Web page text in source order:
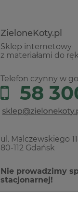
ZieloneKoty.pl
Sklep internetowy
z materiałami do
Telefon czynny w
58
ul. Malczewskiego
80-112 Gdańsk
Nie prowadzimy
stacjonarnej!